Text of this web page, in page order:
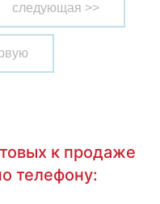
следующая >>
к продаже
телефону: